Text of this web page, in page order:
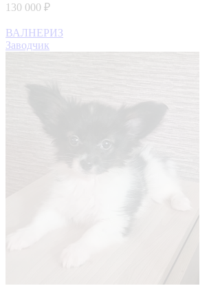
130 000 ₽
ВАЛНЕРИЗ
Заводчик